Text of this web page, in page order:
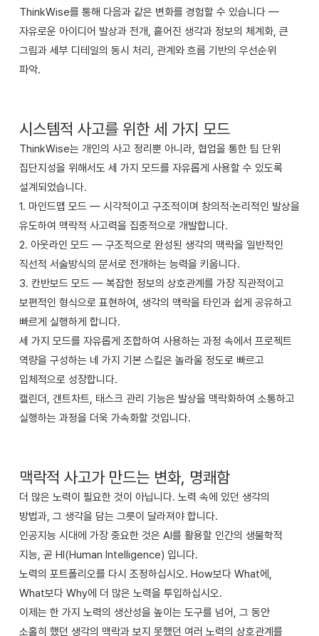
ThinkWise를 통해 다음과 같은 변화를 경험할 수 있습니다 —
자유로운 아이디어 발상과 전개, 흩어진 생각과 정보의 체계화, 큰
그림과 세부 디테일의 동시 처리, 관계와 흐름 기반의 우선순위
파악.
시스템적 사고를 위한 세 가지 모드
ThinkWise는 개인의 사고 정리뿐 아니라, 협업을 통한 팀 단위
집단지성을 위해서도 세 가지 모드를 자유롭게 사용할 수 있도록
설계되었습니다.
1. 마인드맵 모드 — 시각적이고 구조적이며 창의적·논리적인 발상을
유도하여 맥락적 사고력을 집중적으로 개발합니다.
2. 아웃라인 모드 — 구조적으로 완성된 생각의 맥락을 일반적인
직선적 서술방식의 문서로 전개하는 능력을 키웁니다.
3. 칸반보드 모드 — 복잡한 정보의 상호관계를 가장 직관적이고
보편적인 형식으로 표현하여, 생각의 맥락을 타인과 쉽게 공유하고
빠르게 실행하게 합니다.
세 가지 모드를 자유롭게 조합하여 사용하는 과정 속에서 프로젝트
역량을 구성하는 네 가지 기본 스킬은 놀라울 정도로 빠르고
입체적으로 성장합니다.
캘린더, 갠트차트, 태스크 관리 기능은 발상을 맥락화하여 소통하고
실행하는 과정을 더욱 가속화할 것입니다.
맥락적 사고가 만드는 변화, 명쾌함
더 많은 노력이 필요한 것이 아닙니다. 노력 속에 있던 생각의
방법과, 그 생각을 담는 그릇이 달라져야 합니다.
인공지능 시대에 가장 중요한 것은 AI를 활용할 인간의 생물학적
지능, 곧 HI(Human Intelligence) 입니다.
노력의 포트폴리오를 다시 조정하십시오. How보다 What에,
What보다 Why에 더 많은 노력을 투입하십시오.
이제는 한 가지 노력의 생산성을 높이는 도구를 넘어, 그 동안
소홀히 했던 생각의 맥락과 보지 못했던 여러 노력의 상호관계를